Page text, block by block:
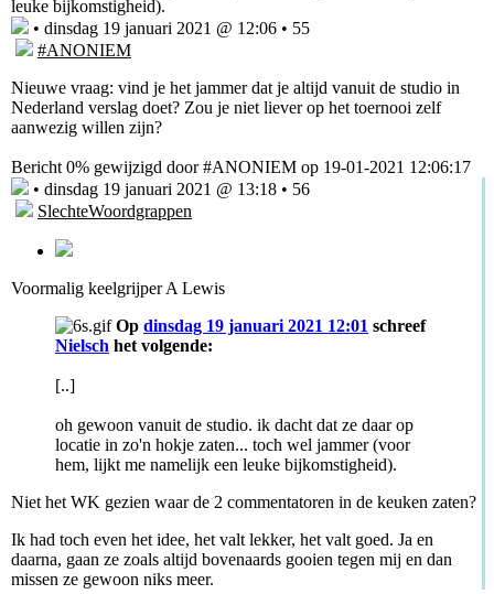
leuke bijkomstigheid).
• dinsdag 19 januari 2021 @ 12:06 • 55
#ANONIEM
Nieuwe vraag: vind je het jammer dat je altijd vanuit de studio in
Nederland verslag doet? Zou je niet liever op het toernooi zelf
aanwezig willen zijn?
Bericht 0% gewijzigd door #ANONIEM op 19-01-2021 12:06:17
• dinsdag 19 januari 2021 @ 13:18 • 56
SlechteWoordgrappen
Voormalig keelgrijper A Lewis
Op dinsdag 19 januari 2021 12:01 schreef
Nielsch het volgende:
[..]
oh gewoon vanuit de studio. ik dacht dat ze daar op
locatie in zo'n hokje zaten... toch wel jammer (voor
hem, lijkt me namelijk een leuke bijkomstigheid).
Niet het WK gezien waar de 2 commentatoren in de keuken zaten?
Ik had toch even het idee, het valt lekker, het valt goed. Ja en
daarna, gaan ze zoals altijd bovenaards gooien tegen mij en dan
missen ze gewoon niks meer.